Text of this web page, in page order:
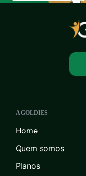
A GOLDIES
Home
Quem somos
Planos